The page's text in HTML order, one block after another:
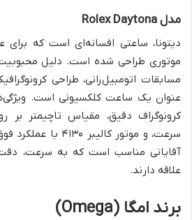
مدل Rolex Daytona
دیتونا، ساعتی افسانه‌ای است که
موتوری طراحی شده است. دلیل محبوبیت
مسابقات اتومبیل‌رانی، طراحی
عنوان یک ساعت کلکسیونی است.
کرونوگراف دقیق، مقیاس تاچیمتر بر
سرعت، و موتور
آقایانی مناسب است که به سرعت،
علاقه دارند.
برند امگا (Omega)